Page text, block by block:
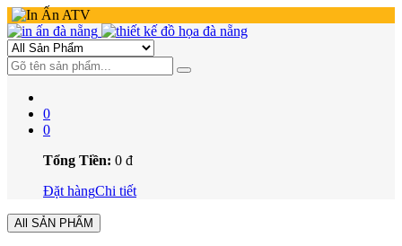
0
0
Tổng Tiền: 0 đ
Đặt hàngChi tiết
All SẢN PHẨM